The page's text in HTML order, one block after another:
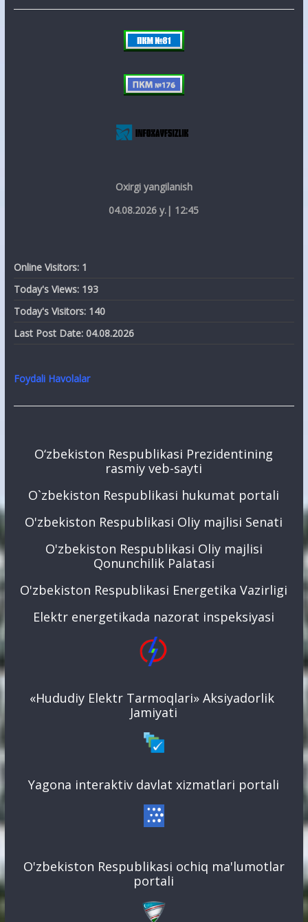
Oxirgi yangilanish
04.08.2026 y.| 12:45
Online Visitors: 1
Today's Views: 193
Today's Visitors: 140
Last Post Date: 04.08.2026
Foydali Havolalar
O‘zbekiston Respublikasi Prezidentining
rasmiy veb-sayti
O`zbekiston Respublikasi hukumat portali
O'zbekiston Respublikasi Oliy majlisi Senati
O'zbekiston Respublikasi Oliy majlisi
Qonunchilik Palatasi
O'zbekiston Respublikasi Energetika Vazirligi
Elektr energetikada nazorat inspeksiyasi
«Hududiy Elektr Tarmoqlari» Aksiyadorlik
Jamiyati
Yagona interaktiv davlat xizmatlari portali
O'zbekiston Respublikasi ochiq ma'lumotlar
portali